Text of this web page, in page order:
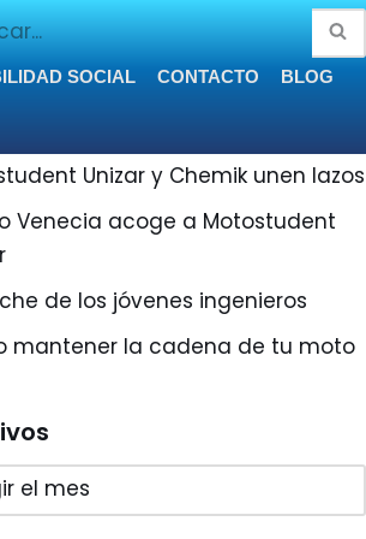
SOCIAL CONTACTO BLOG
Unizar y Chemik unen lazos
Venecia acoge a Motostudent
de los jóvenes ingenieros
mantener la cadena de tu moto